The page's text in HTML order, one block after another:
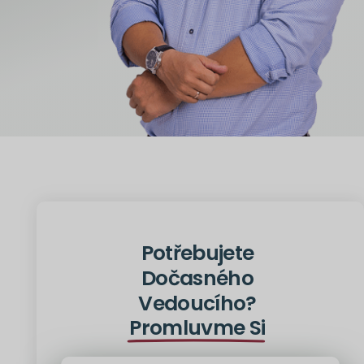
Potřebujete
Dočasného
Vedoucího?
Promluvme Si